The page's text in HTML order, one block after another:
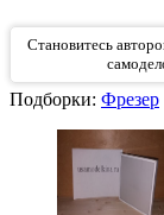
Становитесь
Подборки: Фрезер